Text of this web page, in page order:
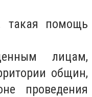
такая помощь
лицам,
общин,
проведения